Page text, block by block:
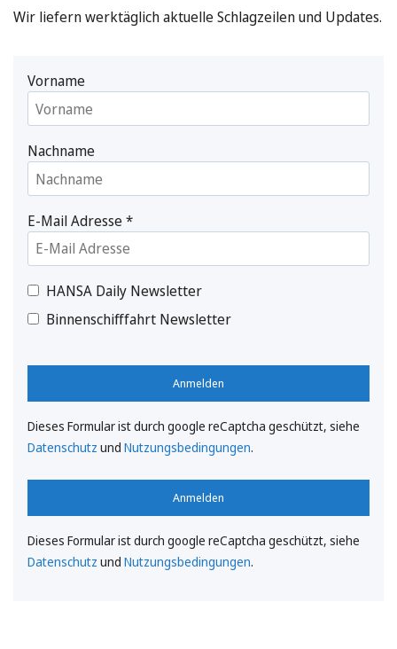
Wir liefern werktäglich aktuelle Schlagzeilen und Updates.
Vorname
Nachname
E-Mail Adresse*
HANSA Daily Newsletter
Binnenschifffahrt Newsletter
Anmelden
Dieses Formular ist durch google reCaptcha geschützt, siehe
Datenschutz und Nutzungsbedingungen.
Anmelden
Dieses Formular ist durch google reCaptcha geschützt, siehe
Datenschutz und Nutzungsbedingungen.